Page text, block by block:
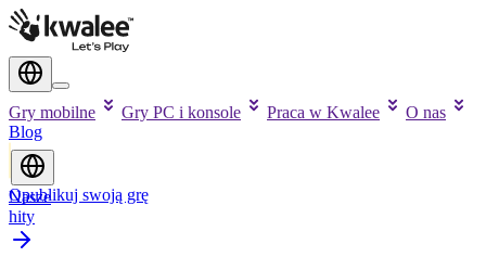
Gry mobilne Gry PC i konsole Praca w Kwalee
O nas
Blog
Opublikuj swoją grę
Nasze
hity